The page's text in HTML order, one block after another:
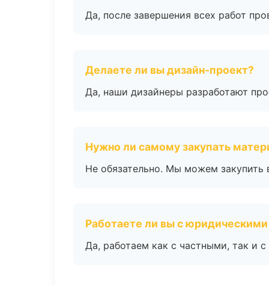
Да, после завершения всех работ
Делаете ли вы дизайн-проект?
Да, наши дизайнеры разработают
Нужно ли самому закупать
Не обязательно. Мы можем закупить
Работаете ли вы с
Да, работаем как с частными, так и